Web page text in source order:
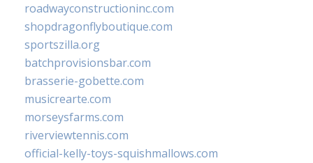
roadwayconstructioninc.com
shopdragonflyboutique.com
sportszilla.org
batchprovisionsbar.com
brasserie-gobette.com
musicrearte.com
morseysfarms.com
riverviewtennis.com
official-kelly-toys-squishmallows.com